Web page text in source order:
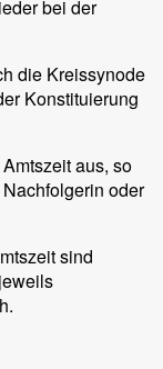
bei der
die Kreissynode
Konstituierung
aus, so
oder
sind